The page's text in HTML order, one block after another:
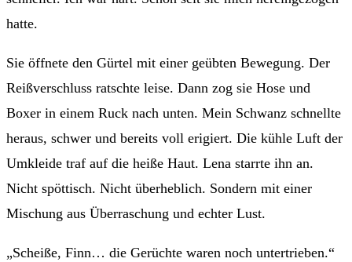
hatte.
Sie öffnete den Gürtel mit einer geübten Bewegung. Der
Reißverschluss ratschte leise. Dann zog sie Hose und
Boxer in einem Ruck nach unten. Mein Schwanz schnellte
heraus, schwer und bereits voll erigiert. Die kühle Luft der
Umkleide traf auf die heiße Haut. Lena starrte ihn an.
Nicht spöttisch. Nicht überheblich. Sondern mit einer
Mischung aus Überraschung und echter Lust.
„Scheiße, Finn… die Gerüchte waren noch untertrieben.“